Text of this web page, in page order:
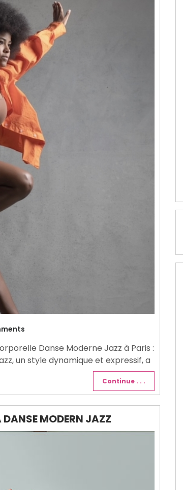
Danse Moderne Jazz à Paris :
un style dynamique et expressif, a
Continue . . .
MODERN JAZZ